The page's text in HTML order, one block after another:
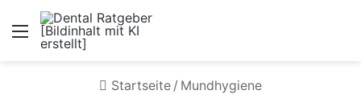
Menü
Startseite / Mundhygiene